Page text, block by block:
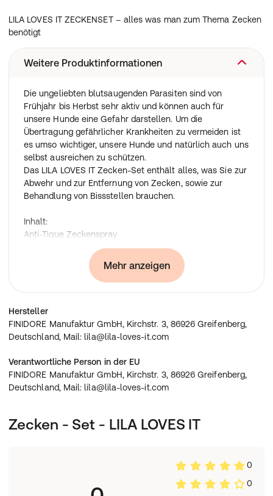
LILA LOVES IT ZECKENSET – alles was man zum Thema Zecken
benötigt
Weitere Produktinformationen
Die ungeliebten blutsaugenden Parasiten sind von
Frühjahr bis Herbst sehr aktiv und können auch für
unsere Hunde eine Gefahr darstellen. Um die
Übertragung gefährlicher Krankheiten zu vermeiden ist
es umso wichtiger, unsere Hunde und natürlich auch uns
selbst ausreichen zu schützen.
Das LILA LOVES IT Zecken-Set enthält alles, was Sie zur
Abwehr und zur Entfernung von Zecken, sowie zur
Behandlung von Bissstellen brauchen.
Inhalt:
Anti-Tique Zeckenspray
Biozidprodukte vorsichtig und sicher verwenden. Vor
Gebrauch stets Etikett und Produktinformationen lesen.
Set mit wichtigen Produkten zum Thema Zecken
Zeckenabwehr
Zeckenentfernung
Anwendung:
Die Zange so nah wie möglich an der Haut aufsetzen
und den Kopf der Zecke mit der Zange greifen.
Anschließend die Zecke langsam und gerade heraus
Mehr anzeigen
Hersteller
FINIDORE Manufaktur GmbH, Kirchstr. 3, 86926 Greifenberg,
Deutschland, Mail: lila@lila-loves-it.com
Verantwortliche Person in der EU
FINIDORE Manufaktur GmbH, Kirchstr. 3, 86926 Greifenberg,
Deutschland, Mail: lila@lila-loves-it.com
Zecken - Set - LILA LOVES IT
0
0